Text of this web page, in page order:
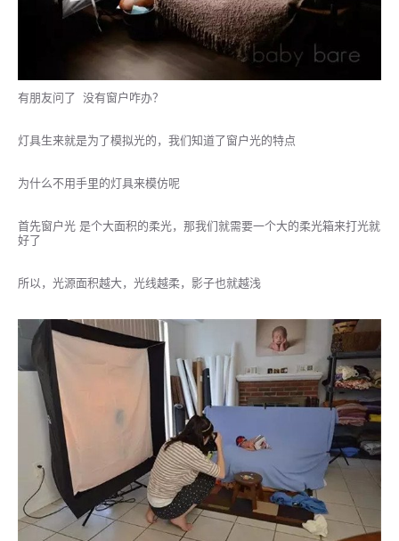
有朋友问了 没有窗户咋办？
灯具生来就是为了模拟光的，我们知道了窗户光的特点
为什么不用手里的灯具来模仿呢
首先窗户光 是个大面积的柔光，那我们就需要一个大的柔光箱来打光就
好了
所以，光源面积越大，光线越柔，影子也就越浅